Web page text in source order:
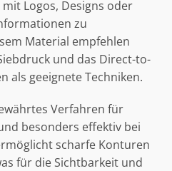
Logos, Designs oder
zu
Material empfehlen
und das Direct-to-
als geeignete Techniken.
Verfahren für
besonders effektiv bei
scharfe Konturen
für die Sichtbarkeit und